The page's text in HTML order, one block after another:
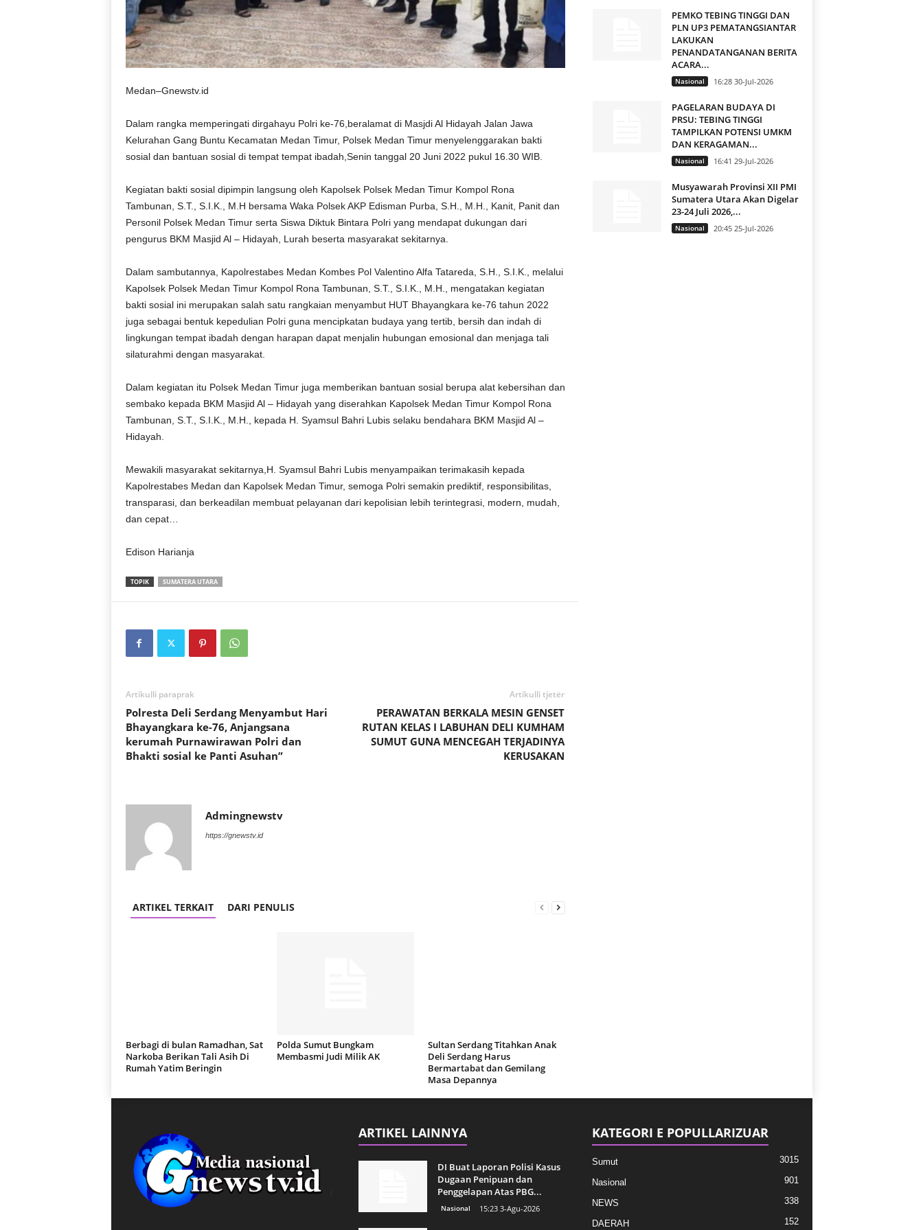
Medan–Gnewstv.id
Dalam rangka memperingati dirgahayu Polri ke-76,beralamat di Masjdi Al Hidayah Jalan Jawa
Kelurahan Gang Buntu Kecamatan Medan Timur, Polsek Medan Timur menyelenggarakan bakti
sosial dan bantuan sosial di tempat tempat ibadah,Senin tanggal 20 Juni 2022 pukul 16.30 WIB.
Kegiatan bakti sosial dipimpin langsung oleh Kapolsek Polsek Medan Timur Kompol Rona
Tambunan, S.T., S.I.K., M.H bersama Waka Polsek AKP Edisman Purba, S.H., M.H., Kanit, Panit dan
Personil Polsek Medan Timur serta Siswa Diktuk Bintara Polri yang mendapat dukungan dari
pengurus BKM Masjid Al – Hidayah, Lurah beserta masyarakat sekitarnya.
Dalam sambutannya, Kapolrestabes Medan Kombes Pol Valentino Alfa Tatareda, S.H., S.I.K., melalui
Kapolsek Polsek Medan Timur Kompol Rona Tambunan, S.T., S.I.K., M.H., mengatakan kegiatan
bakti sosial ini merupakan salah satu rangkaian menyambut HUT Bhayangkara ke-76 tahun 2022
juga sebagai bentuk kepedulian Polri guna mencipkatan budaya yang tertib, bersih dan indah di
lingkungan tempat ibadah dengan harapan dapat menjalin hubungan emosional dan menjaga tali
silaturahmi dengan masyarakat.
Dalam kegiatan itu Polsek Medan Timur juga memberikan bantuan sosial berupa alat kebersihan dan
sembako kepada BKM Masjid Al – Hidayah yang diserahkan Kapolsek Medan Timur Kompol Rona
Tambunan, S.T., S.I.K., M.H., kepada H. Syamsul Bahri Lubis selaku bendahara BKM Masjid Al –
Hidayah.
Mewakili masyarakat sekitarnya,H. Syamsul Bahri Lubis menyampaikan terimakasih kepada
Kapolrestabes Medan dan Kapolsek Medan Timur, semoga Polri semakin prediktif, responsibilitas,
transparasi, dan berkeadilan membuat pelayanan dari kepolisian lebih terintegrasi, modern, mudah,
dan cepat…
Edison Harianja
TOPIK SUMATERA UTARA
Artikulli paraprak
Polresta Deli Serdang Menyambut Hari
Bhayangkara ke-76, Anjangsana
kerumah Purnawirawan Polri dan
Bhakti sosial ke Panti Asuhan”
Artikulli tjetër
PERAWATAN BERKALA MESIN GENSET
RUTAN KELAS I LABUHAN DELI KUMHAM
SUMUT GUNA MENCEGAH TERJADINYA
KERUSAKAN
Admingnewstv
https://gnewstv.id
ARTIKEL TERKAIT DARI PENULIS
Berbagi di bulan Ramadhan, Sat
Narkoba Berikan Tali Asih Di
Rumah Yatim Beringin
Polda Sumut Bungkam
Membasmi Judi Milik AK
Sultan Serdang Titahkan Anak
Deli Serdang Harus
Bermartabat dan Gemilang
Masa Depannya
PEMKO TEBING TINGGI DAN
PLN UP3 PEMATANGSIANTAR
LAKUKAN
PENANDATANGANAN BERITA
ACARA...
Nasional 16:28 30-Jul-2026
PAGELARAN BUDAYA DI
PRSU: TEBING TINGGI
TAMPILKAN POTENSI UMKM
DAN KERAGAMAN...
Nasional 16:41 29-Jul-2026
Musyawarah Provinsi XII PMI
Sumatera Utara Akan Digelar
23-24 Juli 2026,...
Nasional 20:45 25-Jul-2026
ARTIKEL LAINNYA
DI Buat Laporan Polisi Kasus
Dugaan Penipuan dan
Penggelapan Atas PBG...
Nasional 15:23 3-Agu-2026
KATEGORI E POPULLARIZUAR
Sumut 3015
Nasional 901
NEWS 338
DAERAH 152